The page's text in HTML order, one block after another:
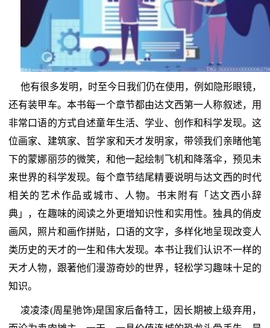
他有很多发明，时至今日我们仍在使用，例如隐形眼镜，
还有装甲车。本书每一个章节都由达文西第一人称叙述，用
非常口语的方式自述童年生活、学业、创作和科学发现。这
位画家、建筑家、哲学家和天才发明家，带领我们亲睹他笔
下的蒙娜丽莎的微笑，和他一起绘制飞机和降落伞，预见未
来世界的科学发现。每个章节结尾精要说明与达文西的时代
相关的艺术作品或城市、人物。书末附有「达文西小辞
典」，在趣味的阅读之外更增知识性和实用性。独具的俏皮
画风，照片和画作拼贴，口语的文字，多样化地呈现改变人
类历史的天才的一生和伟大发现。本书让我们认识不一样的
天才人物，跟著他们漫游奇妙的世界，轻松学习趣味十足的
知识。
凌凌漆(周星驰饰)是国家后备特工，因长期被上级弃用，